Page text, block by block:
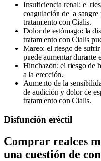
Insuficiencia renal: el
coagulación de la sangre
tratamiento con Cialis.
Dolor de estómago: la
tratamiento con Cialis
Mareo: el riesgo de
puede aumentar durante
Hinchazón: el riesgo de
a la erección.
Aumento de la
de audición y dolor de
tratamiento con Cialis.
Disfunción eréctil
Comprar realces
una cuestión de